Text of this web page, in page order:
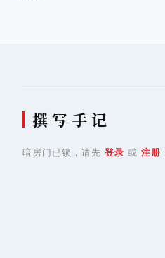
撰 写 手 记
暗房门已锁，请先 登录 或 注册